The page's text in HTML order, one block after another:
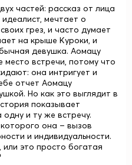
частей: рассказ от лица
мечтает о
грез, и часто думает
на крыше Куроки, и
девушка. Аомацу
место встречи, потому что
она интригует и
отчет Аомацу
Но как это выглядит в
показывает
и ту же встречу.
она – вызов
и индивидуальности.
это просто богатая